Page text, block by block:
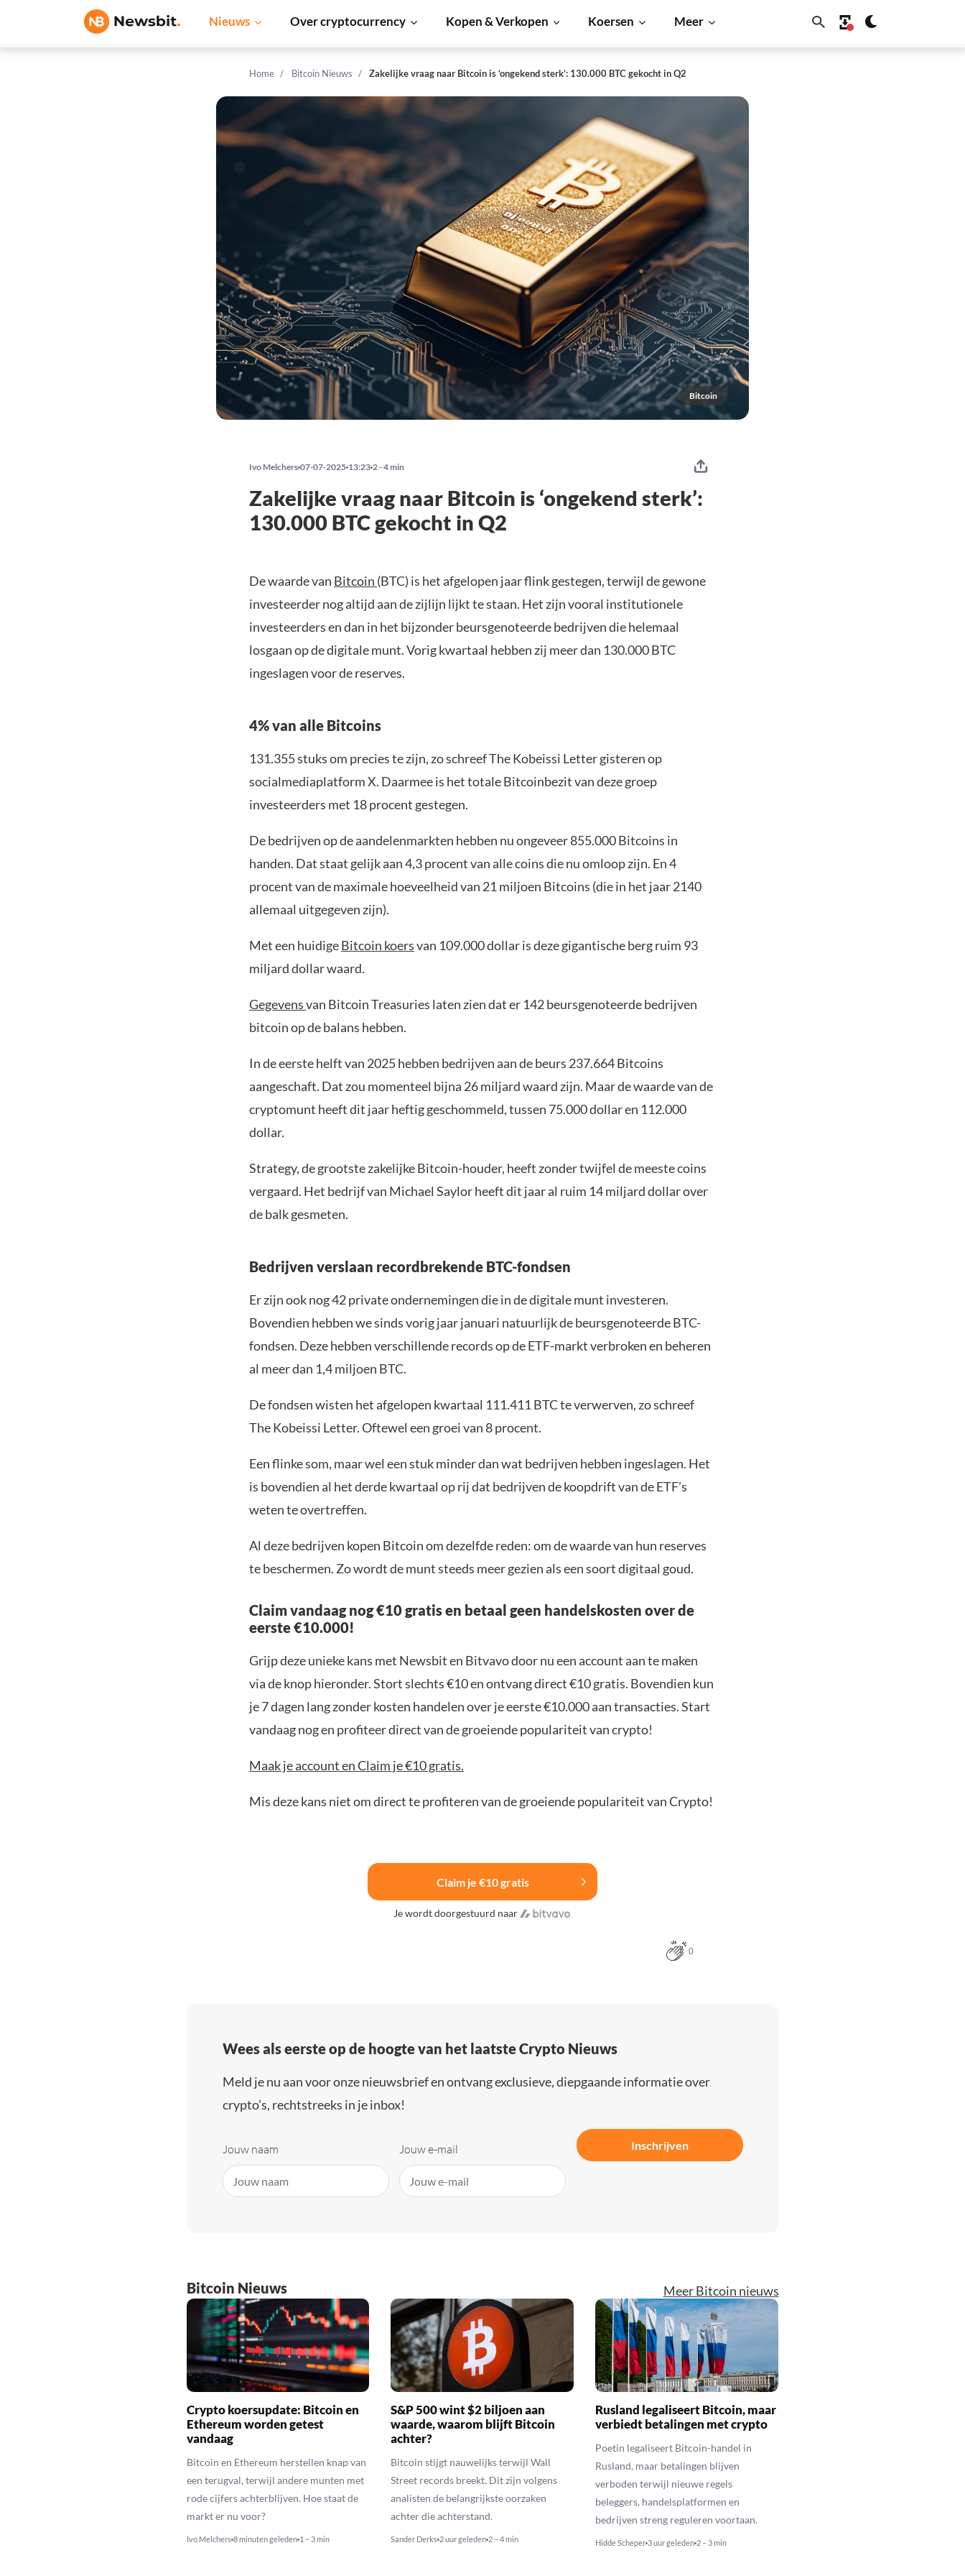
Nieuws Over cryptocurrency Kopen & Verkopen Koersen Meer
Home Bitcoin Nieuws Zakelijke vraag naar Bitcoin is ‘ongekend sterk’: 130.000 BTC gekocht in Q2
Bitcoin
Ivo Melchers 07-07-2025 13:23 2 - 4 min
Zakelijke vraag naar Bitcoin is ‘ongekend sterk’:
130.000 BTC gekocht in Q2
De waarde van Bitcoin (BTC) is het afgelopen jaar flink gestegen, terwijl de gewone
investeerder nog altijd aan de zijlijn lijkt te staan. Het zijn vooral institutionele
investeerders en dan in het bijzonder beursgenoteerde bedrijven die helemaal
losgaan op de digitale munt. Vorig kwartaal hebben zij meer dan 130.000 BTC
ingeslagen voor de reserves.
4% van alle Bitcoins
131.355 stuks om precies te zijn, zo schreef The Kobeissi Letter gisteren op
socialmediaplatform X. Daarmee is het totale Bitcoinbezit van deze groep
investeerders met 18 procent gestegen.
De bedrijven op de aandelenmarkten hebben nu ongeveer 855.000 Bitcoins in
handen. Dat staat gelijk aan 4,3 procent van alle coins die nu omloop zijn. En 4
procent van de maximale hoeveelheid van 21 miljoen Bitcoins (die in het jaar 2140
allemaal uitgegeven zijn).
Met een huidigeBitcoin koersvan 109.000 dollar is deze gigantische berg ruim 93
miljard dollar waard.
Gegevensvan Bitcoin Treasuries laten zien dat er 142 beursgenoteerde bedrijven
bitcoin op de balans hebben.
In de eerste helft van 2025 hebben bedrijven aan de beurs 237.664 Bitcoins
aangeschaft. Dat zou momenteel bijna 26 miljard waard zijn. Maar de waarde van de
cryptomunt heeft dit jaar heftig geschommeld, tussen 75.000 dollar en 112.000
dollar.
Strategy, de grootste zakelijke Bitcoin-houder, heeft zonder twijfel de meeste coins
vergaard. Het bedrijf van Michael Saylor heeft dit jaar al ruim 14 miljard dollar over
de balk gesmeten.
Bedrijven verslaan recordbrekende BTC-fondsen
Er zijn ook nog 42 private ondernemingen die in de digitale munt investeren.
Bovendien hebben we sinds vorig jaar januari natuurlijk de beursgenoteerde BTC-
fondsen. Deze hebben verschillende records op de ETF-markt verbroken en beheren
al meer dan 1,4 miljoen BTC.
De fondsen wisten het afgelopen kwartaal 111.411 BTC te verwerven, zo schreef
The Kobeissi Letter. Oftewel een groei van 8 procent.
Een flinke som, maar wel een stuk minder dan wat bedrijven hebben ingeslagen. Het
is bovendien al het derde kwartaal op rij dat bedrijven de koopdrift van de ETF’s
weten te overtreffen.
Al deze bedrijven kopen Bitcoin om dezelfde reden: om de waarde van hun reserves
te beschermen. Zo wordt de munt steeds meer gezien als een soort digitaal goud.
Claim vandaag nog €10 gratis en betaal geen handelskosten over de
eerste €10.000!
Grijp deze unieke kans met Newsbit en Bitvavo door nu een account aan te maken
via de knop hieronder. Stort slechts €10 en ontvang direct €10 gratis. Bovendien kun
je 7 dagen lang zonder kosten handelen over je eerste €10.000 aan transacties. Start
vandaag nog en profiteer direct van de groeiende populariteit van crypto!
Maak je account en Claim je €10 gratis.
Mis deze kans niet om direct te profiteren van de groeiende populariteit van Crypto!
Claim je €10 gratis
Je wordt doorgestuurd naar
0
Wees als eerste op de hoogte van het laatste Crypto Nieuws
Meld je nu aan voor onze nieuwsbrief en ontvang exclusieve, diepgaande informatie over
crypto’s, rechtstreeks in je inbox!
Jouw naam Jouw e-mail Inschrijven
Bitcoin Nieuws Meer Bitcoin nieuws
Crypto koersupdate: Bitcoin en
Ethereum worden getest
vandaag
Bitcoin en Ethereum herstellen knap van
een terugval, terwijl andere munten met
rode cijfers achterblijven. Hoe staat de
markt er nu voor?
Ivo Melchers 8 minuten geleden 1 – 3 min
S&P 500 wint $2 biljoen aan
waarde, waarom blijft Bitcoin
achter?
Bitcoin stijgt nauwelijks terwijl Wall
Street records breekt. Dit zijn volgens
analisten de belangrijkste oorzaken
achter die achterstand.
Sander Derks 2 uur geleden 2 – 4 min
Rusland legaliseert Bitcoin, maar
verbiedt betalingen met crypto
Poetin legaliseert Bitcoin-handel in
Rusland, maar betalingen blijven
verboden terwijl nieuwe regels
beleggers, handelsplatformen en
bedrijven streng reguleren voortaan.
Hidde Scheper 3 uur geleden 2 – 3 min